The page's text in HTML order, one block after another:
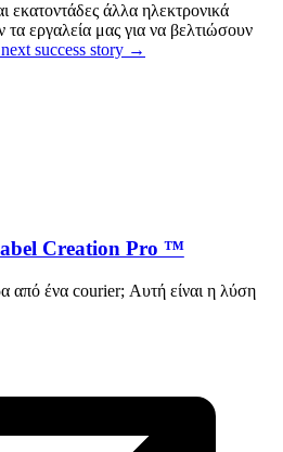
εκατοντάδες άλλα ηλεκτρονικά
εργαλεία μας για να βελτιώσουν
success story →
Creation Pro ™
από ένα courier; Αυτή είναι η λύση